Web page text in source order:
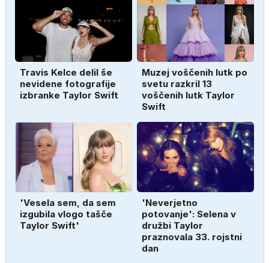
Travis Kelce delil še
nevidene fotografije
izbranke Taylor Swift
Muzej voščenih lutk po
svetu razkril 13
voščenih lutk Taylor
Swift
'Vesela sem, da sem
izgubila vlogo tašče
Taylor Swift'
'Neverjetno
potovanje': Selena v
družbi Taylor
praznovala 33. rojstni
dan